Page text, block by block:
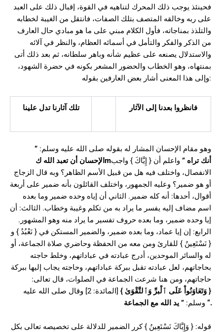
فحينئذ يوجب ذلك المحرك لتناهيه في القوة، إقبال ذلك على العبد
على ربه وخالقه المتصف بتلك الصفات، فانتقل من الغيبة لخطابه
والتلذذ بمناجاته، فأول الكلام مبني على ما هو مبادي حال العارف
من الذكر والفكر والتأمل في أسمائه العظام، والنظر في آلائه
والاستدلال يصنعه على عظيم شأنه وباهر سلطانه، ثم بعد ذلك أتى
بمنتهاه، وهو الخطاب والحضور المشعر بكونه في حضرة الشهود،
وإلى هذا المعنى أشار بعض العارفين بقوله:
تلك آثارنا تدل علينا فانظروا بعدنا إلى الآثار
وهو مقام الإحسان المشار له بقوله صلى الله عليه وسلم: ”
الإحسان أن تعبد الله ك m أنك تراه ” واعلم أن { إِيَّاكَ } واجب
الانفصال، واختلف فيه هل من قبيل الأسم الظاهر؟ وبه قال الزجاج
أو هو ضمير؟ وعليه الجمهور، واختلف القائلون بأنه ضمير على أربعة
أقوال، أحدها: أنه كله ضمير. الثاني أن إياه وحده ضمير وما بعده
اسم مضاف إليه يفسر ما يراد به من تكلم وغيبة وخطاب. الثالث: أن
إيا وحده ضمير، وما بعده حروف تفسير ما يراد منه وهو المشهور.
الرابع: إن إيا عماد، وما بعده ضمير، والضمير المستكن في { نَعْبُدُ } و
{ نَسْتَعِينُ } للقارئ ومن معه من الحفظة وحاضري صلاة الجماعة، أو
له والسائر الموحدين، أدرج عبادته في عباداتهم، وخلط حاجته
بحاجاتهم، لعل عبادته تقبل ببركة عباداتهم، وحاجته يجاب إليها ببركة
حاجاتهم، ومن هنا شرعت الجماعة في الصلوات، قال تعالى:
{ وَتَعَاوَنُواْ عَلَى ٱلْبرِّ وَٱلتَّقْوَىٰ }
[المائدة: 2] وقال صلى الله عليه
وسلم: ” يد الله مع الجماعة “.
قوله: { وَإِيَّاكَ نَسْتَعِينُ } كرر الضمير للدلالة على تخصيصه تعالى بكل